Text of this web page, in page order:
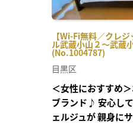
【Wi-Fi無料／クレ
ル武蔵小山２～武蔵
(No.1004787)
目黒区
＜女性におすすめ
ブランド♪ 安心し
ェルジュが 親身に